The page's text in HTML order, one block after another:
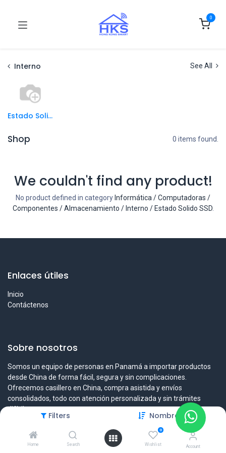
Filters Nombre (A-Z)
Home Search
0
Wishlist Account
0
Interno See All
Estado Solido SSD
Shop 0 items found.
We couldn't find any product!
No product defined in category Informática / Computadoras /
Componentes / Almacenamiento / Interno / Estado Solido SSD.
Enlaces útiles
Inicio
Contáctenos
Sobre nosotros
Somos un equipo de personas en Panamá a importar productos
desde China de forma fácil, segura y sin complicaciones.
Ofrecemos casillero en China, compra asistida y envíos
consolidados, todo con atención personalizada y sin trámites
difíciles.